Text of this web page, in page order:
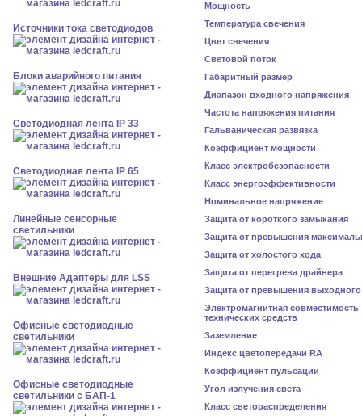
Источники тока светодиодов
Блоки аварийного питания
Светодиодная лента IP 33
Светодиодная лента IP 65
Линейные сенсорные
светильники
Внешние Адаптеры для LSS
Офисные светодиодные
светильники
Офисные светодиодные
светильники с БАП-1
Мощность
Температура свечения
Цвет свечения
Световой поток
Габаритный размер
Диапазон входного напряжения
Частота напряжения питания
Гальваническая развязка
Коэффициент мощности
Класс электробезопасности
Класс энергоэффективности
Номинальное напряжение
Защита от короткого замыкания
Защита от превышения
Защита от холостого хода
Защита от перегрева драйвера
Защита от превышения
Электромагнитная совместимость
технических средств
Заземление
Индекс цветопередачи RA
Коэффициент пульсации
Угол излучения света
Класс светораспределения